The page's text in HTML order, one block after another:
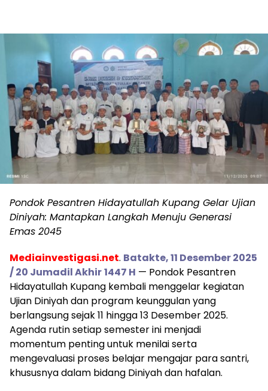
Pondok Pesantren Hidayatullah Kupang Gelar Ujian
Diniyah: Mantapkan Langkah Menuju Generasi
Emas 2045
Mediainvestigasi.net. Batakte, 11 Desember 2025
/ 20 Jumadil Akhir1447 H — Pondok Pesantren
Hidayatullah Kupang kembali menggelar kegiatan
Ujian Diniyah dan program keunggulan yang
berlangsung sejak 11 hingga 13 Desember 2025.
Agenda rutin setiap semester ini menjadi
momentum penting untuk menilai serta
mengevaluasi proses belajar mengajar para santri,
khususnya dalam bidang Diniyah dan hafalan.